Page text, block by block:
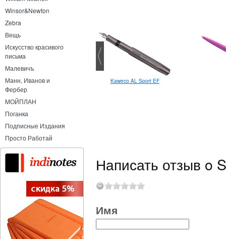
Winsor&Newton
Zebra
Вещь
Искусство красивого
письма
Малевичъ
Манн, Иванов и
Фербер
МОЙПЛАН
Поганка
Подписные Издания
Просто Работай
Stabilo EasyStart Kaweco AL Sport EF
Написать отзыв o
Имя